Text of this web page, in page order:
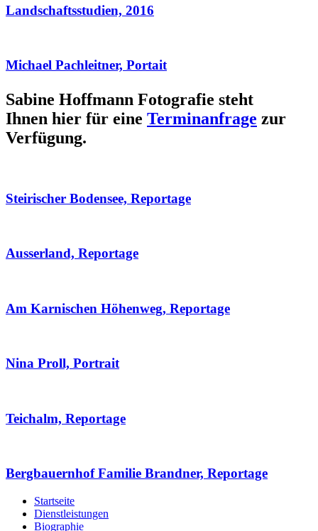
Landschaftsstudien, 2016
Michael Pachleitner, Portait
Sabine Hoffmann Fotografie steht
Ihnen hier für eine Terminanfrage zur
Verfügung.
Steirischer Bodensee, Reportage
Ausserland, Reportage
Am Karnischen Höhenweg, Reportage
Nina Proll, Portrait
Teichalm, Reportage
Bergbauernhof Familie Brandner, Reportage
Startseite
Dienstleistungen
Biographie